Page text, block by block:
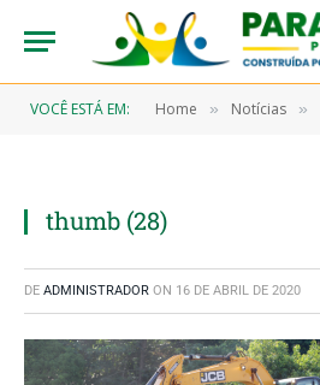
VOCÊ ESTÁ EM: Home » Notícias »
thumb (28)
DE ADMINISTRADOR ON 16 DE ABRIL DE 2020